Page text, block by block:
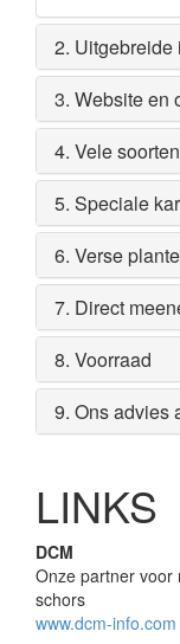
2. Uitgebreide
3. Website en
4. Vele
5. Speciale
6. Verse
7. Direct
8. Voorraad
9. Ons advies
LINKS
DCM
Onze partner voor
schors
www.dcm-info.com